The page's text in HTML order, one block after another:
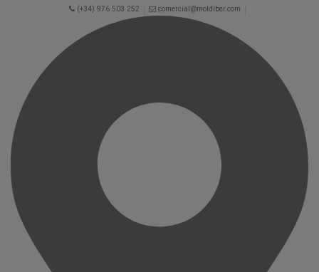
(+34) 976 503 252 comercial@moldiber.com